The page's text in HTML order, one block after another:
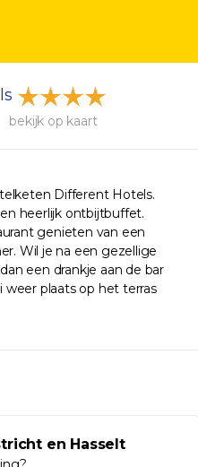
bekijk op kaart
Different Hotels.
heerlijk ontbijtbuffet.
genieten van een
Wil je na een gezellige
een drankje aan de bar
plaats op het terras
en Hasselt